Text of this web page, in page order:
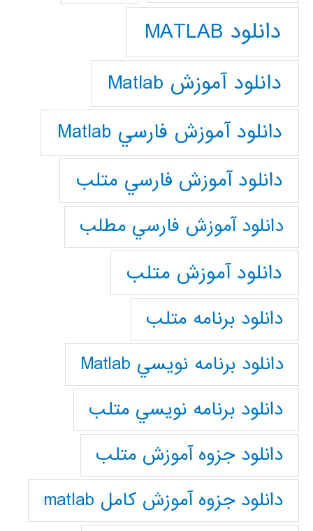
دانلود MATLAB
دانلود آموزش Matlab
دانلود آموزش فارسي Matlab
دانلود آموزش فارسي متلب
دانلود آموزش فارسي مطلب
دانلود آموزش متلب
دانلود برنامه متلب
دانلود برنامه نويسي Matlab
دانلود برنامه نويسي متلب
دانلود جزوه آموزش متلب
دانلود جزوه آموزش کامل matlab